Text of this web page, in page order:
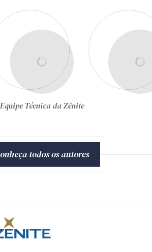
Equipe Técnica da Zênite
todos os autores